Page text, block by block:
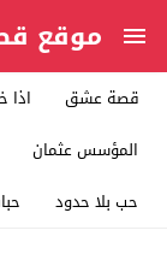
موقع
قصة عشق اذا
المؤسس عثمان
حب بلا حدود